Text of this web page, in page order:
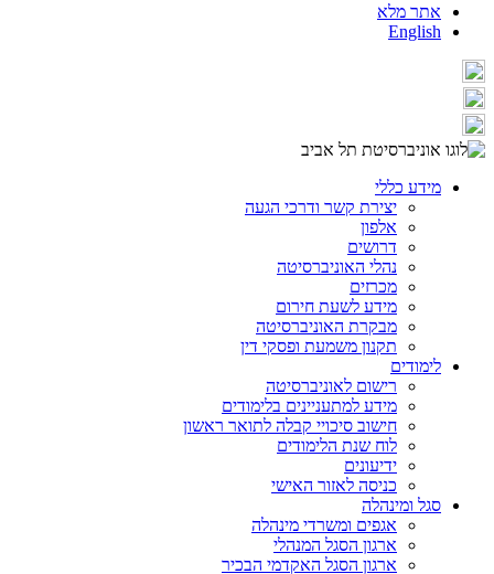
אתר מלא
English
מידע כללי
יצירת קשר ודרכי הגעה
אלפון
דרושים
נהלי האוניברסיטה
מכרזים
מידע לשעת חירום
מבקרת האוניברסיטה
תקנון משמעת ופסקי דין
לימודים
רישום לאוניברסיטה
מידע למתעניינים בלימודים
חישוב סיכויי קבלה לתואר ראשון
לוח שנת הלימודים
ידיעונים
כניסה לאזור האישי
סגל ומינהלה
אגפים ומשרדי מינהלה
ארגון הסגל המנהלי
ארגון הסגל האקדמי הבכיר